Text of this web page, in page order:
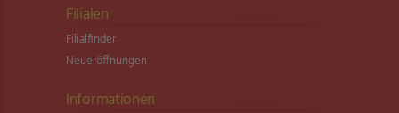
Filialen
Filialfinder
Neueröffnungen
Informationen